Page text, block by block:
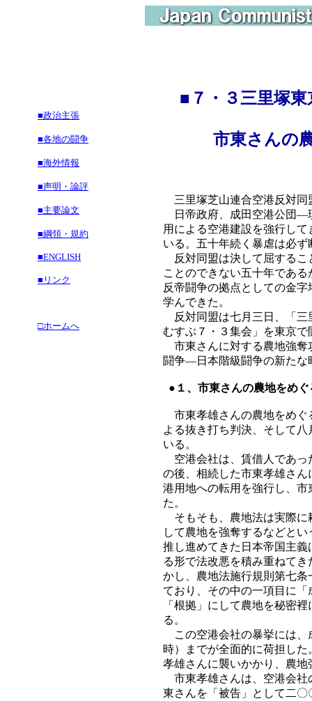
■政治主張
■各地の闘争
■海外情報
■声明・論評
■主要論文
■綱領・規約
■ENGLISH
■リンク
□ホームへ
■ ７・３三里塚
市東さんの農
三里塚芝山連合空港反対同
日帝政府、成田空港公団―
用による空港建設を強行し
いる。五十年続く暴虐は必
反対同盟は決して屈するこ
ことのできない五十年であ
反帝闘争の拠点としての金
学んできた。
反対同盟は七月三日、「
むすぶ７・３集会」を東京で
市東さんに対する農地強奪
闘争―日本階級闘争の新たな
●１、市東さんの農地をめぐ
市東孝雄さんの農地をめぐ
よる抜き打ち判決、そして
いる。
空港会社は、賃借人であっ
の後、相続した市東孝雄さ
港用地への転用を強行し、
た。
そもそも、農地法は実際に
して農地を強奪するなどと
推し進めてきた日本帝国主
る形で法改悪を積み重ねて
かし、農地法施行規則第七
ており、その中の一項目に
「根拠」にして農地を秘密
る。
この空港会社の暴挙には、
時）までが全面的に荷担し
孝雄さんに襲いかかり、農
市東孝雄さんは、空港会社
東さんを「被告」として二